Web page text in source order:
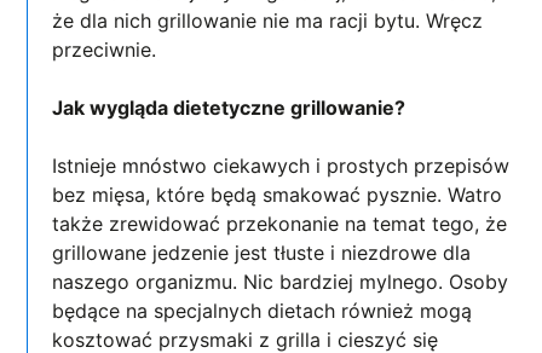
że dla nich grillowanie nie ma racji bytu. Wręcz
przeciwnie.
Jak wygląda dietetyczne grillowanie?
Istnieje mnóstwo ciekawych i prostych przepisów
bez mięsa, które będą smakować pysznie. Watro
także zrewidować przekonanie na temat tego, że
grillowane jedzenie jest tłuste i niezdrowe dla
naszego organizmu. Nic bardziej mylnego. Osoby
będące na specjalnych dietach również mogą
kosztować przysmaki z grilla i cieszyć się